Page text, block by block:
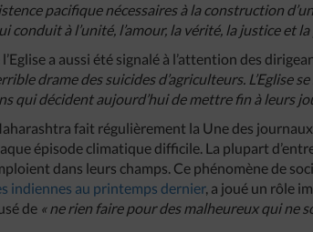
pacifique nécessaires à la construction
à l’unité, l’amour, la vérité, la justice et la
a aussi été signalé à l’attention des
drame des suicides d’agriculteurs. L’Eglise
qui décident aujourd’hui de mettre fin à leurs
fait régulièrement la Une des
épisode climatique difficile. La plupart
dans leurs champs. Ce phénomène de
indiennes au printemps dernier, a joué un rôle
de « ne rien faire pour des malheureux qui ne